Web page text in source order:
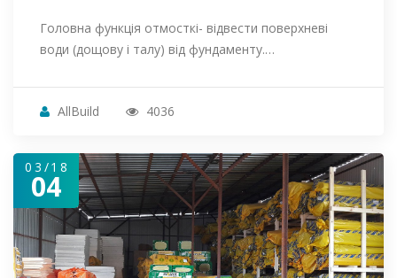
Головна функція отмосткі- відвести поверхневі
води (дощову і талу) від фундаменту.…
AllBuild 4036
03/18
04